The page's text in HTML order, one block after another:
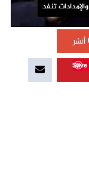
تنفد
أنشر
Save